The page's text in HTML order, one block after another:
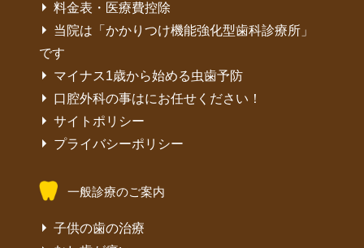
料金表・医療費控除
当院は「かかりつけ機能強化型歯科診療所」
です
マイナス1歳から始める虫歯予防
口腔外科の事はにお任せください！
サイトポリシー
プライバシーポリシー
一般診療のご案内
子供の歯の治療